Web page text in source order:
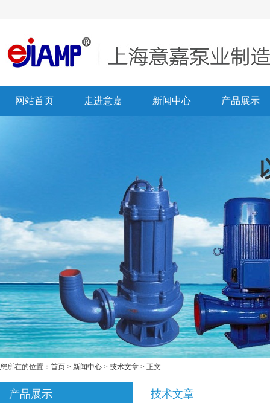
网站首页 走进意嘉 新闻中心 产品展示
您所在的位置： 首页 > 新闻中心 > 技术文章 > 正文
产品展示 技术文章